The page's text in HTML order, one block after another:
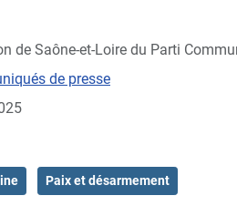
de Saône-et-Loire du Parti
de presse
Paix et désarmement